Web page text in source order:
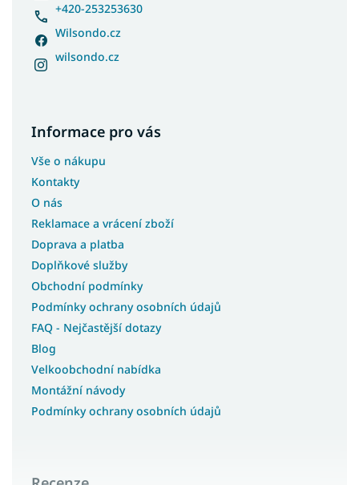
+420-253253630
Wilsondo.cz
wilsondo.cz
Informace pro vás
Vše o nákupu
Kontakty
O nás
Reklamace a vrácení zboží
Doprava a platba
Doplňkové služby
Obchodní podmínky
Podmínky ochrany osobních údajů
FAQ - Nejčastější dotazy
Blog
Velkoobchodní nabídka
Montážní návody
Podmínky ochrany osobních údajů